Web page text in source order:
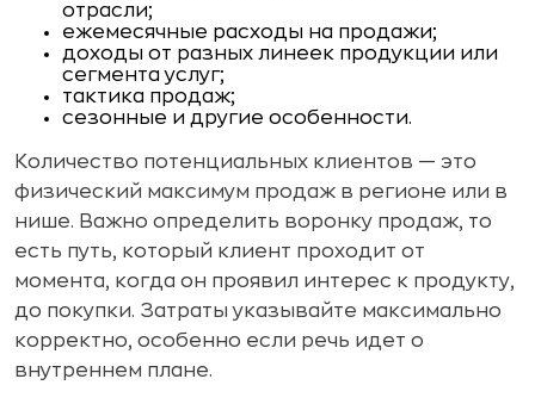
отрасли;
ежемесячные расходы на продажи;
доходы от разных линеек продукции или
сегмента услуг;
тактика продаж;
сезонные и другие особенности.
Количество потенциальных клиентов — это
физический максимум продаж в регионе или в
нише. Важно определить воронку продаж, то
есть путь, который клиент проходит от
момента, когда он проявил интерес к продукту,
до покупки. Затраты указывайте максимально
корректно, особенно если речь идет о
внутреннем плане.